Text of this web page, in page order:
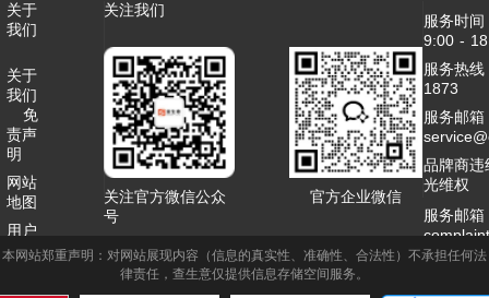
关于
我们
关于
我们
免
责声
明
网站
地图
用户
协议
关注我们
关注官方微信公众
号
官方企业微信
服务时
9:00 -
服务热
1873
服务邮箱
品牌商违
光维权
服务邮箱
客服QQ
商务合作
本网站郑重声明：对网站展现内容（信息的真实性、准确性、合法性）不承担任何法
律责任，查生意仅提供信息存储空间服务。